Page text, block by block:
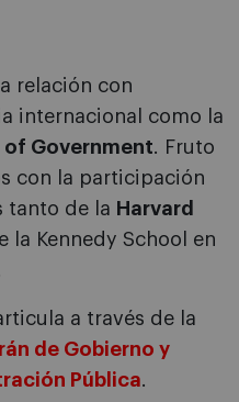
relación con
internacional como la
of Government. Fruto
con la participación
tanto de la Harvard
la Kennedy School en
a través de la
de Gobierno y
Pública.